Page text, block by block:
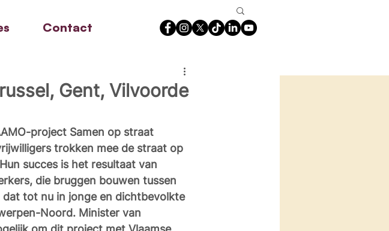
Contact
Gent, Vilvoorde
project Samen op straat
trokken mee de straat op
succes is het resultaat van
die bruggen bouwen tussen
dat tot nu in jonge en dichtbevolkte
Noord. Minister van